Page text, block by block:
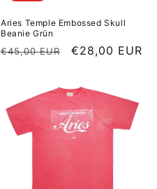
Aries Temple Embossed Skull
Beanie Grün
Normaler Preis
€45,00 EUR Sale Preis
€28,00 EUR